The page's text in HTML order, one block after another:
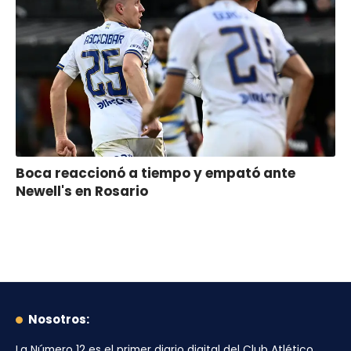
Boca reaccionó a tiempo y empató ante
Newell's en Rosario
Nosotros: